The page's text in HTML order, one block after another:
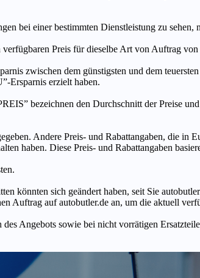
bei einer bestimmten Dienstleistung zu
Preis für dieselbe Art von Auftrag
zwischen dem günstigsten und dem
Ersparnis erzielt haben.
bezeichnen den Durchschnitt der Preise
Andere Preis- und Rabattangaben, die
haben. Diese Preis- und Rabattangaben
könnten sich geändert haben, seit Sie
auf autobutler.de an, um die aktuell
Angebots sowie bei nicht vorrätigen